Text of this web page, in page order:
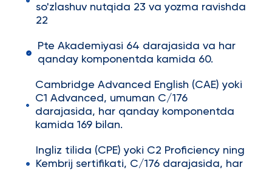
so'zlashuv nutqida 23 va yozma ravishda
22
Pte Akademiyasi 64 darajasida va har
qanday komponentda kamida 60.
Cambridge Advanced English (CAE) yoki
C1 Advanced, umuman C/176
darajasida, har qanday komponentda
kamida 169 bilan.
Ingliz tilida (CPE) yoki C2 Proficiency ning
Kembrij sertifikati, C/176 darajasida, har